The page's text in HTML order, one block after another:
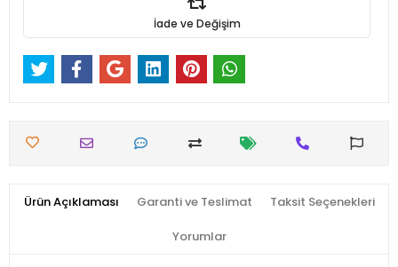
İade ve Değişim
Ürün Açıklaması Garanti ve Teslimat Taksit Seçenekleri
Yorumlar